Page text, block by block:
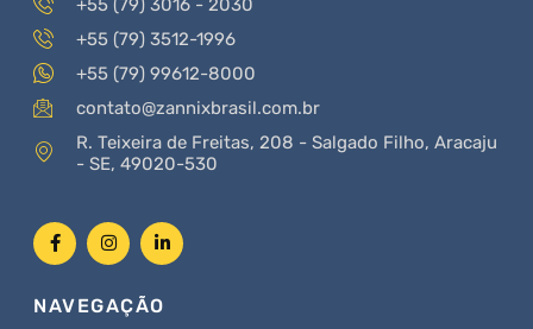
+55 (79) 3016 - 2030
+55 (79) 3512-1996
+55 (79) 99612-8000
contato@zannixbrasil.com.br
R. Teixeira de Freitas, 208 - Salgado Filho, Aracaju
- SE, 49020-530
NAVEGAÇÃO